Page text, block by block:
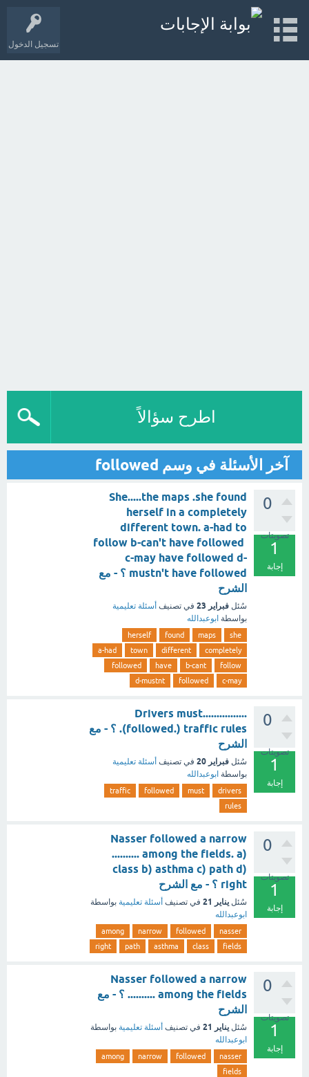
تسجيل الدخول
اطرح سؤالاً
آخر الأسئلة في وسم followed
0
تصويتات
1
إجابة
She.....the maps .she found
herself in a completely
different town. a-had to
follow b-can't have followed
c-may have followed d-
mustn't have followed ؟ - مع
الشرح
سُئل فبراير 23 في تصنيف أسئلة تعليمية
بواسطة ابوعبدالله
she
maps
found
herself
completely
different
town
a-had
follow
b-cant
have
followed
c-may
followed
d-mustnt
0
تصويتات
1
إجابة
Drivers must................
(followed.) traffic rules. ؟ - مع
الشرح
سُئل فبراير 20 في تصنيف أسئلة تعليمية
بواسطة ابوعبدالله
drivers
must
followed
traffic
rules
0
تصويتات
1
إجابة
Nasser followed a narrow
.......... among the fields. a)
class b) asthma c) path d)
right ؟ - مع الشرح
سُئل يناير 21 في تصنيف أسئلة تعليمية بواسطة
ابوعبدالله
nasser
followed
narrow
among
fields
class
asthma
path
right
0
تصويتات
1
إجابة
Nasser followed a narrow
.......... among the fields ؟ - مع
الشرح
سُئل يناير 21 في تصنيف أسئلة تعليمية بواسطة
ابوعبدالله
nasser
followed
narrow
among
fields